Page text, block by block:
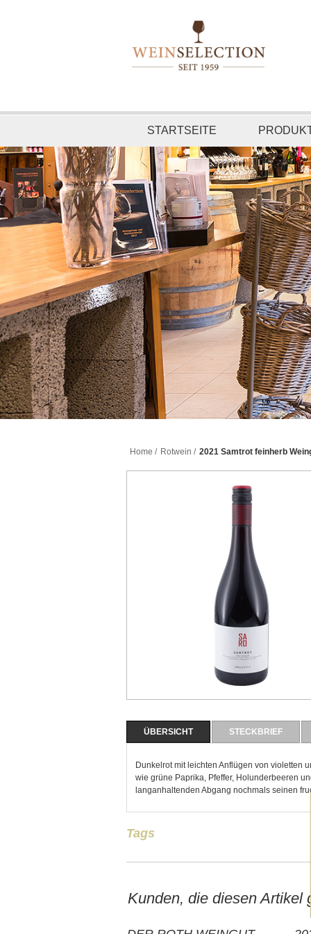
STARTSEITE
Home / Rotwein / 2021 Samtrot feinherb
ÜBERSICHT STECKBRIEF
Dunkelrot mit leichten Anflügen von violetten
wie grüne Paprika, Pfeffer, Holunderbeeren
langanhaltenden Abgang nochmals seinen
Tags
Kunden, die diesen Artikel